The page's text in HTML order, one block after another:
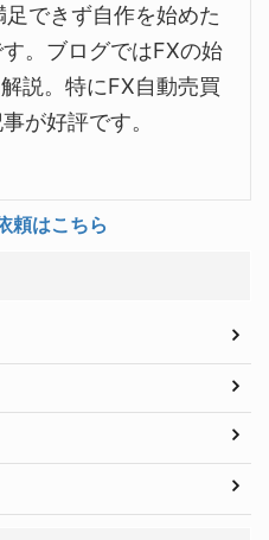
できず自作を始めた
。ブログではFXの始
説。特にFX自動売買
が好評です。
頼はこちら